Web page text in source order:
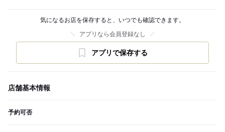
気になるお店を保存すると、いつでも確認できます。
アプリなら会員登録なし
アプリで保存する
店舗基本情報
予約可否